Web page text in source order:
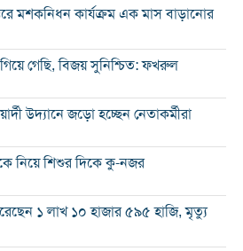
মশকনিধন কার্যক্রম এক মাস বাড়ানোর
গেছি, বিজয় সুনিশ্চিত: ফখরুল
উদ্যানে জড়ো হচ্ছেন নেতাকর্মীরা
নিয়ে শিশুর দিকে কু-নজর
১ লাখ ১০ হাজার ৫৯৫ হাজি, মৃত্যু